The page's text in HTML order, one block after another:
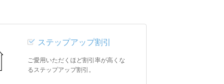
ステップアップ割引
ご愛用いただくほど割引率が高くな
るステップアップ割引。